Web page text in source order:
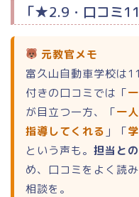
「★2.9・口コミ
元教官メモ
富久山自動車学校は
付きの口コミでは「
が目立つ一方、「一
指導してくれる 」「
という声も。 担当と
め、口コミをよく読
相談を。